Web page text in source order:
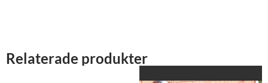
Relaterade produkter